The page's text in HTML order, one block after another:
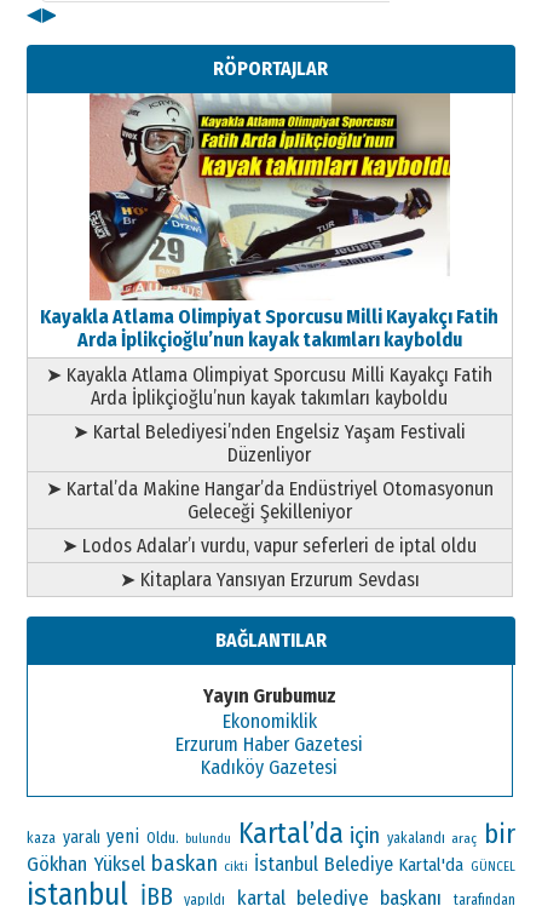
Metin Külünk: Aileyi Korumak
Geleceği Korumaktır
11 Mayıs 2026 Pazartesi
◀▶
RÖPORTAJLAR
Kayakla Atlama Olimpiyat Sporcusu Milli Kayakçı Fatih
Arda İplikçioğlu’nun kayak takımları kayboldu
➤ Kayakla Atlama Olimpiyat Sporcusu Milli Kayakçı Fatih
Arda İplikçioğlu’nun kayak takımları kayboldu
➤ Kartal Belediyesi’nden Engelsiz Yaşam Festivali
Düzenliyor
➤ Kartal’da Makine Hangar’da Endüstriyel Otomasyonun
Geleceği Şekilleniyor
➤ Lodos Adalar’ı vurdu, vapur seferleri de iptal oldu
➤ Kitaplara Yansıyan Erzurum Sevdası
BAĞLANTILAR
Yayın Grubumuz
Ekonomiklik
Erzurum Haber Gazetesi
Kadıköy Gazetesi
kaza yaralı yeni Oldu. bulundu Kartal’da için yakalandı araç bir
Gökhan Yüksel baskan cikti İstanbul Belediye Kartal'da GÜNCEL
istanbul İBB yapıldı kartal belediye başkanı tarafından